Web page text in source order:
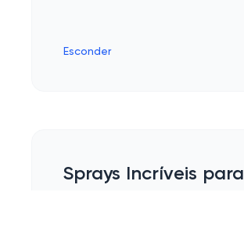
Esconder
Sprays Incríveis